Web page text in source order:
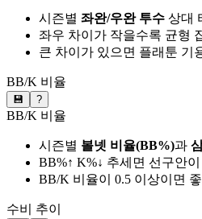
시즌별 좌완/우완 투수 상대
좌우 차이가 작을수록 균형
큰 차이가 있으면 플래툰 기
BB/K 비율
💾 ?
BB/K 비율
시즌별 볼넷 비율(BB%)과
BB%↑ K%↓ 추세면 선구안
BB/K 비율이 0.5 이상이면
수비 추이